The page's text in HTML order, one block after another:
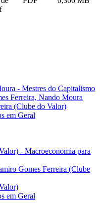
Ferreira, Nando Moura
(Clube do Valor)
em Geral
Gomes Ferreira (Clube
em Geral